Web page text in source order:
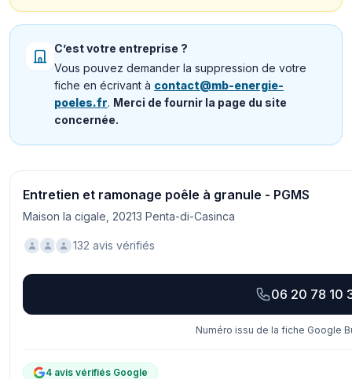
C’est votre entreprise ?
Vous pouvez demander la suppression de votre
fiche en écrivant à contact@mb-energie-
poeles.fr. Merci de fournir la page du site
concernée.
Entretien et ramonage poêle à granule - PGMS
Maison la cigale, 20213 Penta-di-Casinca
132 avis vérifiés
06 20 78 10
Numéro issu de la fiche Google
4 avis vérifiés Google